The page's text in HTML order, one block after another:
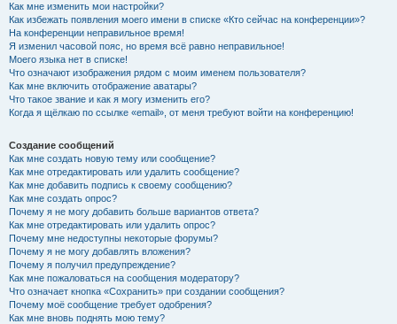
Как мне изменить мои настройки?
Как избежать появления моего имени в списке «Кто сейчас на конференции»?
На конференции неправильное время!
Я изменил часовой пояс, но время всё равно неправильное!
Моего языка нет в списке!
Что означают изображения рядом с моим именем пользователя?
Как мне включить отображение аватары?
Что такое звание и как я могу изменить его?
Когда я щёлкаю по ссылке «email», от меня требуют войти на конференцию!
Создание сообщений
Как мне создать новую тему или сообщение?
Как мне отредактировать или удалить сообщение?
Как мне добавить подпись к своему сообщению?
Как мне создать опрос?
Почему я не могу добавить больше вариантов ответа?
Как мне отредактировать или удалить опрос?
Почему мне недоступны некоторые форумы?
Почему я не могу добавлять вложения?
Почему я получил предупреждение?
Как мне пожаловаться на сообщения модератору?
Что означает кнопка «Сохранить» при создании сообщения?
Почему моё сообщение требует одобрения?
Как мне вновь поднять мою тему?